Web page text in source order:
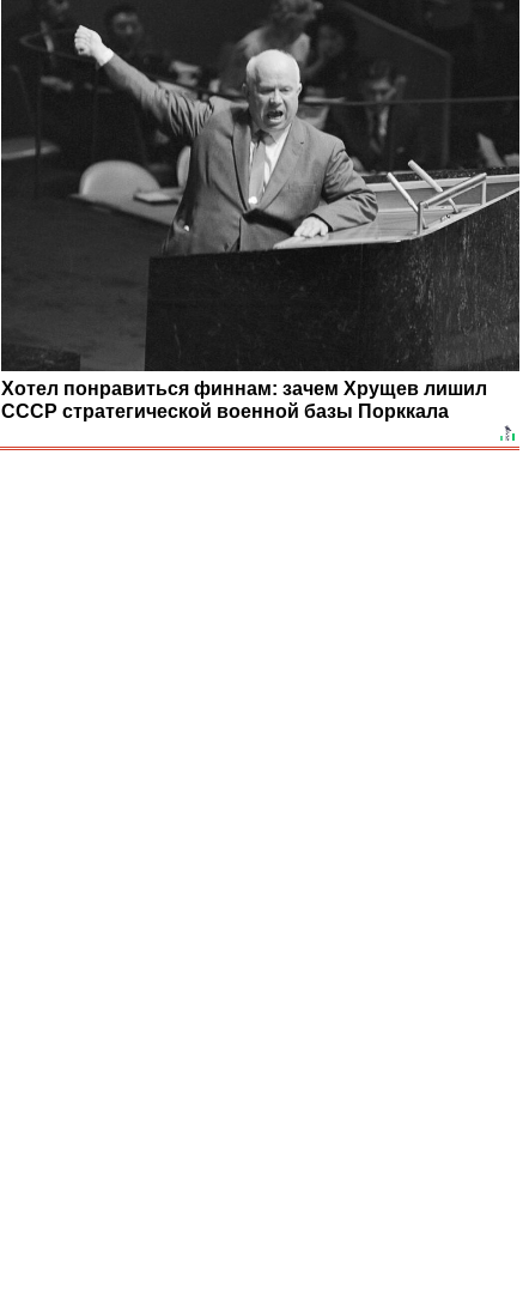
Хотел понравиться финнам: зачем Хрущев лишил
СССР стратегической военной базы Порккала